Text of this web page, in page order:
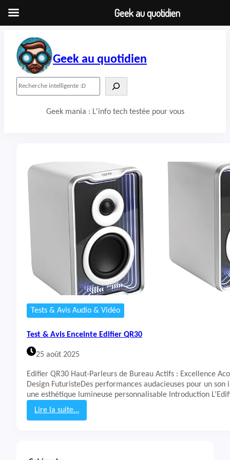
contenu
Geek au quotidien
Geek mania : L'info tech testée pour vous
Tests & Avis Audio & Vidéo
Test & Avis Enceinte Edifier QR30
25 août 2025
Edifier QR30 Haut-Parleurs de Bureau Actifs : Excellence
Design FuturisteDes performances audacieuses pour un son
une esthétique lumineuse personnalisable Introduction
Lire la suite…
:
Geek au quotidien